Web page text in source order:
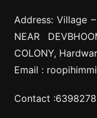
Address: Village –
NEAR
COLONY,
Email :
Contact :